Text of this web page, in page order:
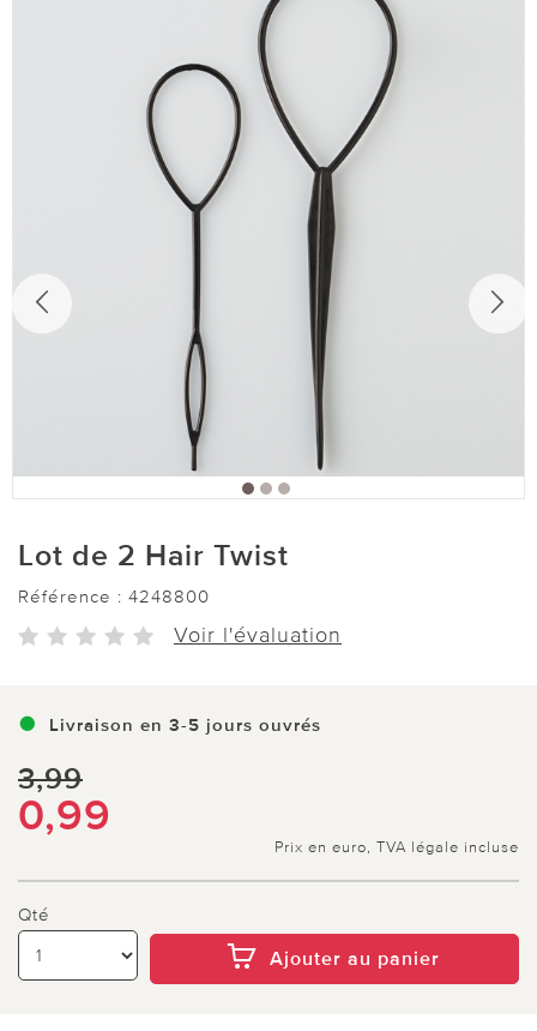
Lot de 2 Hair Twist
Référence : 4248800
Voir l'évaluation
Livraison en 3-5 jours ouvrés
3,99
0,99
Prix en euro, TVA légale incluse
Qté
Ajouter au panier